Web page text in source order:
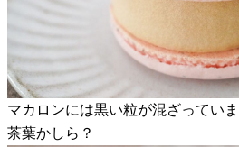
マカロンには黒い粒が混ざってい
茶葉かしら？